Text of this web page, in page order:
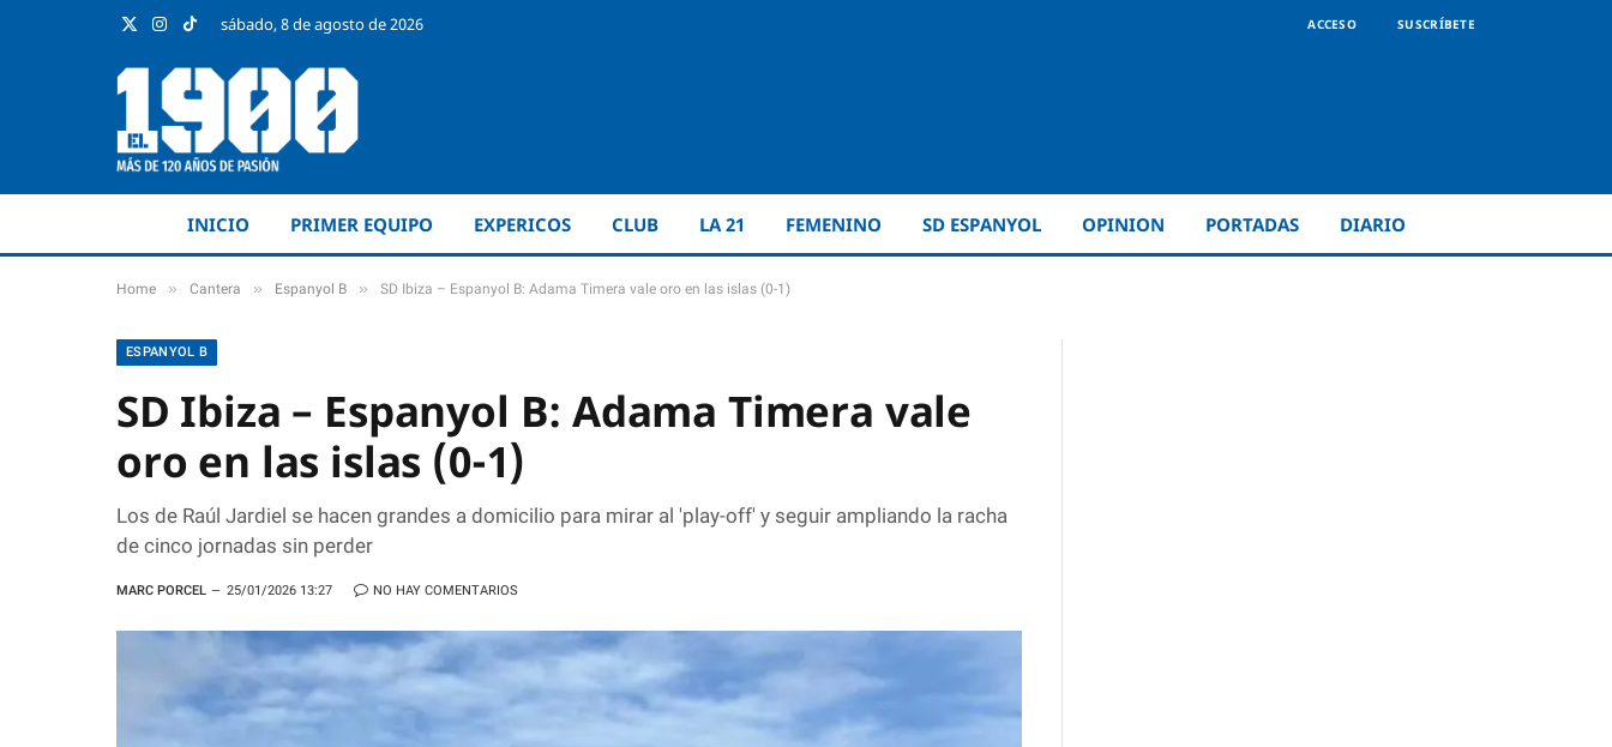
X
Instagram
TikToksábado, 8 de agosto de 2026 ACCESO SUSCRÍBETE
INICIO PRIMER EQUIPO EXPERICOS CLUB LA 21 FEMENINO SD ESPANYOL OPINION PORTADAS DIARIO
Home » Cantera » Espanyol B » SD Ibiza – Espanyol B: Adama Timera vale oro en las islas (0-1)
ESPANYOL B
SD Ibiza – Espanyol B: Adama Timera vale
oro en las islas (0-1)
Los de Raúl Jardiel se hacen grandes a domicilio para mirar al 'play-off' y seguir ampliando la racha
de cinco jornadas sin perder
MARC PORCEL 25/01/2026 13:27 NO HAY COMENTARIOS